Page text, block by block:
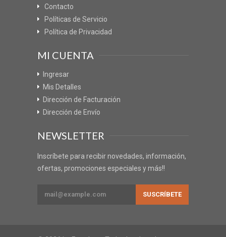
Contacto
Políticas de Servicio
Política de Privacidad
MI CUENTA
Ingresar
Mis Detalles
Dirección de Facturación
Dirección de Envío
NEWSLETTER
Inscríbete para recibir novedades, información,
ofertas, promociones especiales y más!!